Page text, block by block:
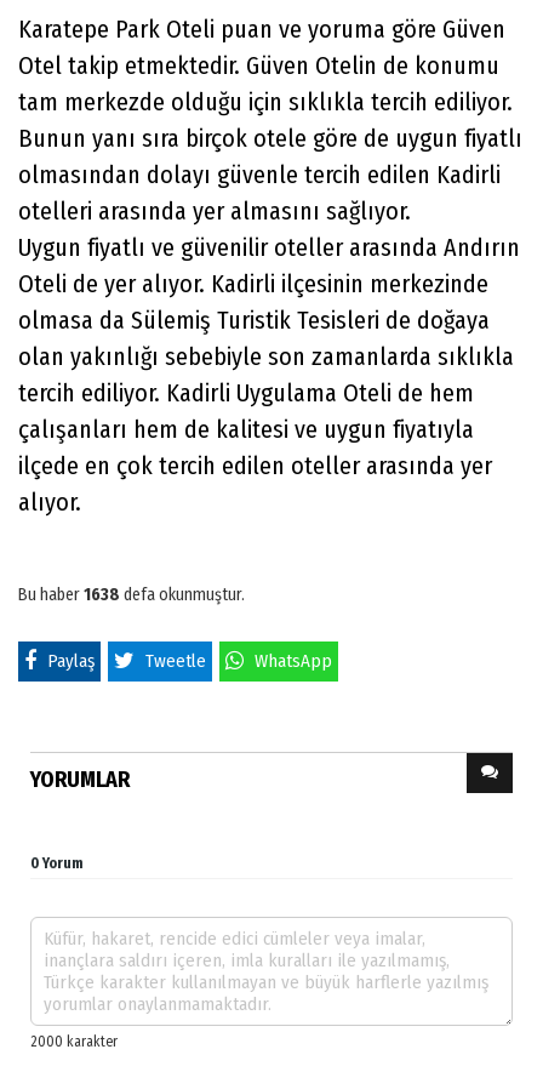
Karatepe Park Oteli puan ve yoruma göre Güven
Otel takip etmektedir. Güven Otelin de konumu
tam merkezde olduğu için sıklıkla tercih ediliyor.
Bunun yanı sıra birçok otele göre de uygun fiyatlı
olmasından dolayı güvenle tercih edilen Kadirli
otelleri arasında yer almasını sağlıyor.
Uygun fiyatlı ve güvenilir oteller arasında Andırın
Oteli de yer alıyor. Kadirli ilçesinin merkezinde
olmasa da Sülemiş Turistik Tesisleri de doğaya
olan yakınlığı sebebiyle son zamanlarda sıklıkla
tercih ediliyor. Kadirli Uygulama Oteli de hem
çalışanları hem de kalitesi ve uygun fiyatıyla
ilçede en çok tercih edilen oteller arasında yer
alıyor.
Bu haber1638 defa okunmuştur.
Paylaş Tweetle WhatsApp
YORUMLAR
0 Yorum